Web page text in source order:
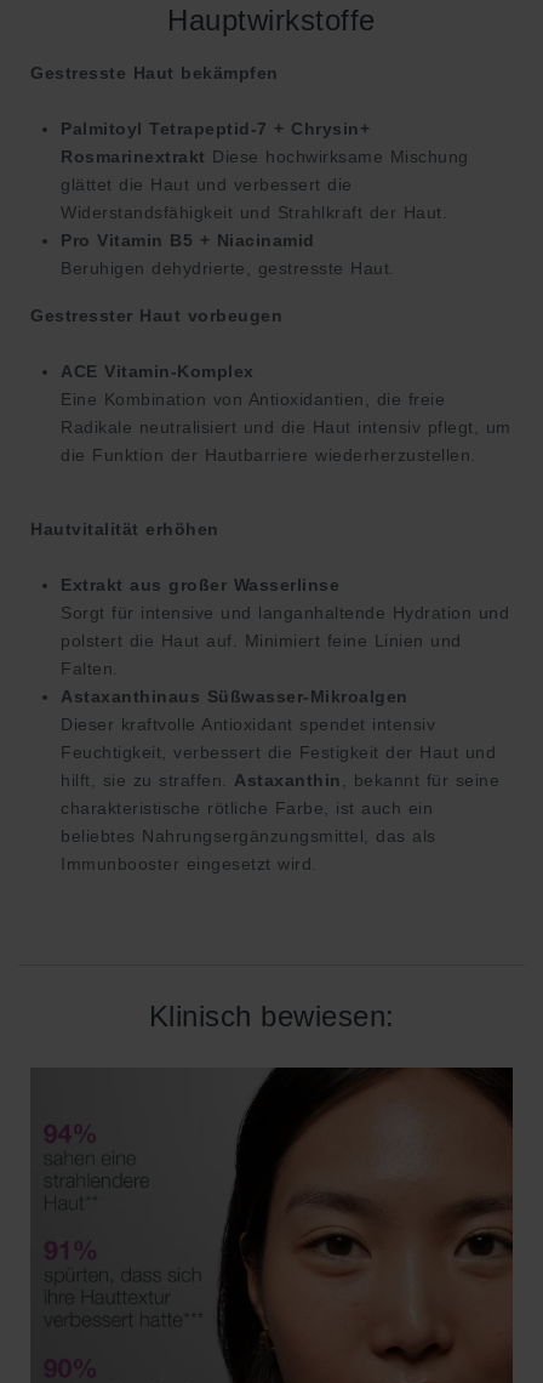
Hauptwirkstoffe
Gestresste Haut bekämpfen
Palmitoyl Tetrapeptid-7 + Chrysin+
Rosmarinextrakt Diese hochwirksame Mischung
glättet die Haut und verbessert die
Widerstandsfähigkeit und Strahlkraft der Haut.
Pro Vitamin B5 + Niacinamid
Beruhigen dehydrierte, gestresste Haut.
Gestresster Haut vorbeugen
ACE Vitamin-Komplex
Eine Kombination von Antioxidantien, die freie
Radikale neutralisiert und die Haut intensiv pflegt, um
die Funktion der Hautbarriere wiederherzustellen.
Hautvitalität erhöhen
Extrakt aus großer Wasserlinse
Sorgt für intensive und langanhaltende Hydration und
polstert die Haut auf. Minimiert feine Linien und
Falten.
Astaxanthinaus Süßwasser-Mikroalgen
Dieser kraftvolle Antioxidant spendet intensiv
Feuchtigkeit, verbessert die Festigkeit der Haut und
hilft, sie zu straffen. Astaxanthin , bekannt für seine
charakteristische rötliche Farbe, ist auch ein
beliebtes Nahrungsergänzungsmittel, das als
Immunbooster eingesetzt wird.
Klinisch bewiesen: